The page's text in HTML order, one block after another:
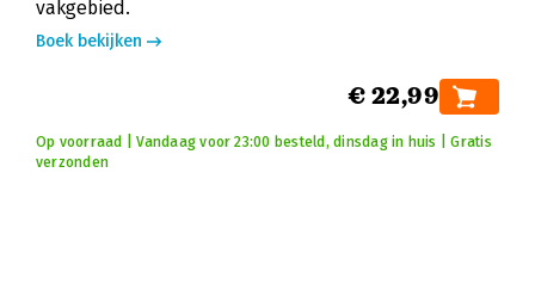
vakgebied.
Boek bekijken
€ 22,99
Op voorraad | Vandaag voor 23:00 besteld, dinsdag in huis | Gratis
verzonden